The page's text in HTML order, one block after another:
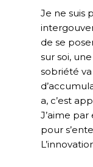
Je ne suis
de se
sur soi,
sobriété
a, c’est
J’aime
pour